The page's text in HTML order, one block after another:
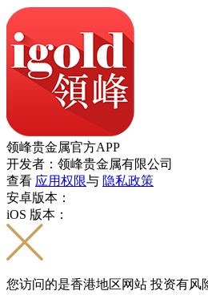
领峰贵金属官方APP
开发者：领峰贵金属有限公司
查看 应用权限与 隐私政策
安卓版本：
iOS 版本：
您访问的是香港地区网站 投资有风